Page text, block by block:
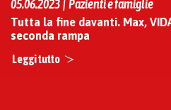
05.06.2023 | Pazienti e famiglie
Tutta la fine davanti. Max,
seconda rampa
Leggi tutto